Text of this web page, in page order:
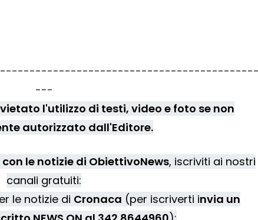
---
l'utilizzo di testi, video e foto se non
autorizzato dall'Editore.
le notizie di ObiettivoNews, iscriviti ai nostri
canali gratuiti:
le notizie di Cronaca (per iscriverti invia un